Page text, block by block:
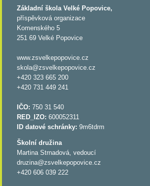
Základní škola Velké Popovice,
příspěvková organizace
Komenského 5
251 69 Velké Popovice
www.zsvelkepopovice.cz
skola@zsvelkepopovice.cz
+420 323 665 200
+420 731 449 241
IČO:750 31 540
RED_IZO: 600052311
ID datové schránky:9m6tdrm
Školní družina
Martina Strnadová, vedoucí
druzina@zsvelkepopovice.cz
+420 606 039 222